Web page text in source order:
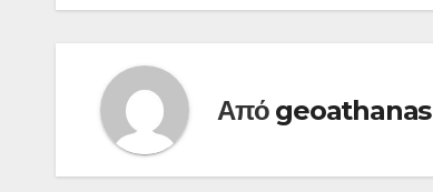
Από geoathanas